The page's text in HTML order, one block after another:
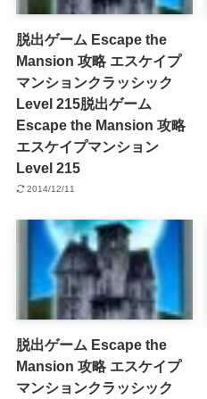
脱出ゲーム Escape the
Mansion 攻略 エスケイプ
マンションクラッシック
Level 215脱出ゲーム
Escape the Mansion 攻略
エスケイプマンション
Level 215
2014/12/11
脱出ゲーム Escape the
Mansion 攻略 エスケイプ
マンションクラッシック